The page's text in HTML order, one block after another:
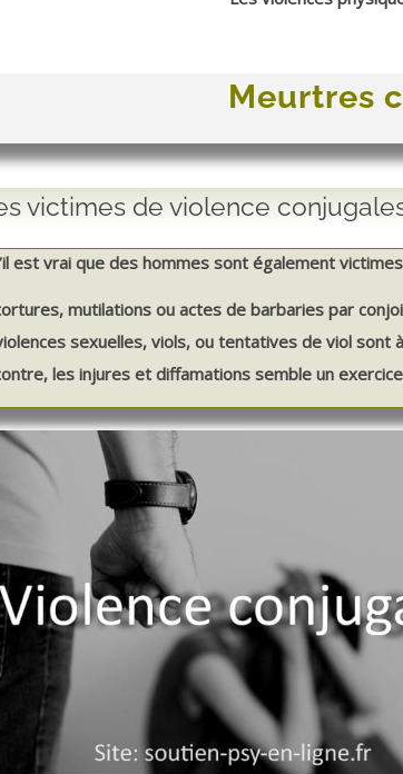
Meurtres
victimes de violence
est vrai que des hommes sont également
mutilations ou actes de barbaries par
sexuelles, viols, ou tentatives de viol sont
les injures et diffamations semble un